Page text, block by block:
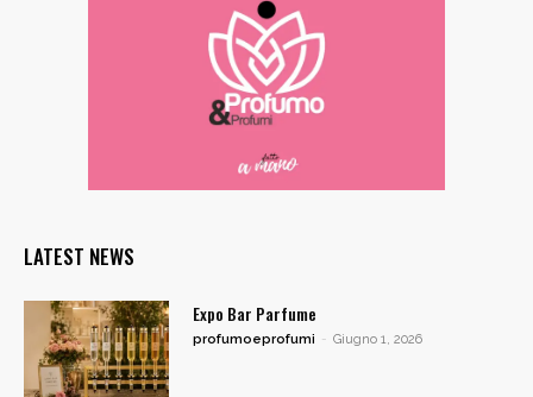
LATEST NEWS
Expo Bar Parfume
profumoeprofumi - Giugno 1, 2026